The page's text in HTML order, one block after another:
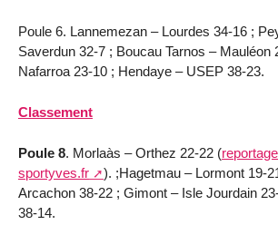
Poule 6. Lannemezan – Lourdes 34-16 ;
Saverdun 32-7 ; Boucau Tarnos – Mauléon
Nafarroa 23-10 ; Hendaye – USEP 38-23.
Classement
Poule 8. Morlaàs – Orthez 22-22 (
sportyves.fr
). ;Hagetmau – Lormont 19-
Arcachon 38-22 ; Gimont – Isle Jourdain
38-14.